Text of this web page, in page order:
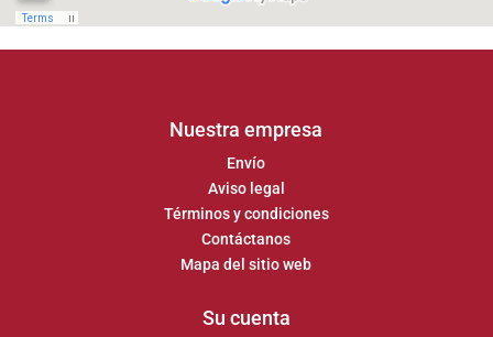
Nuestra empresa
Envío
Aviso legal
Términos y condiciones
Contáctanos
Mapa del sitio web
Su cuenta